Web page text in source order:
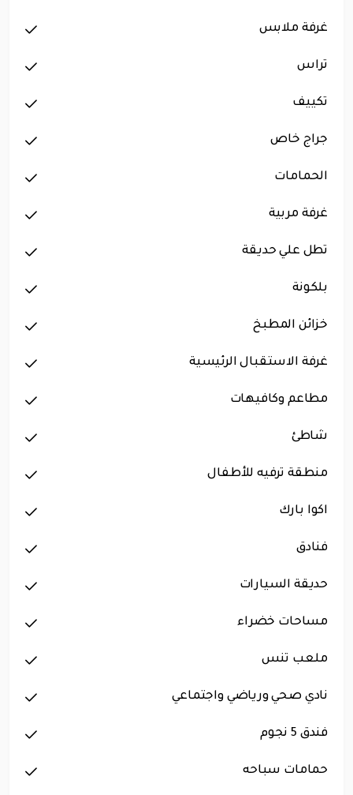
غرفة ملابس
تراس
تكييف
جراج خاص
الحمامات
غرفة مربية
تطل علي حديقة
بلكونة
خزائن المطبخ
غرفة الاستقبال الرئيسية
مطاعم وكافيهات
شاطئ
منطقة ترفيه للأطفال
اكوا بارك
فنادق
حديقة السيارات
مساحات خضراء
ملعب تنس
نادي صحي ورياضي واجتماعي
فندق 5 نجوم
حمامات سباحه